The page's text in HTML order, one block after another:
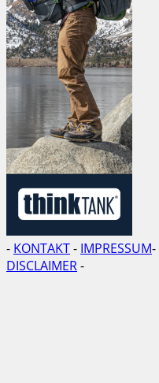
- KONTAKT- IMPRESSUM-
DISCLAIMER-